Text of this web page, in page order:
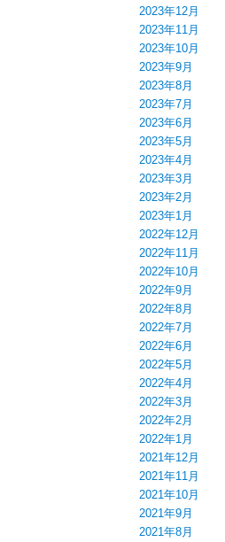
2023年12月
2023年11月
2023年10月
2023年9月
2023年8月
2023年7月
2023年6月
2023年5月
2023年4月
2023年3月
2023年2月
2023年1月
2022年12月
2022年11月
2022年10月
2022年9月
2022年8月
2022年7月
2022年6月
2022年5月
2022年4月
2022年3月
2022年2月
2022年1月
2021年12月
2021年11月
2021年10月
2021年9月
2021年8月